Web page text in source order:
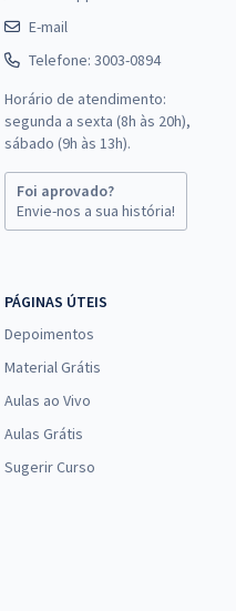
E-mail
Telefone: 3003-0894
Horário de atendimento:
segunda a sexta (8h às 20h),
sábado (9h às 13h).
Foi aprovado?
Envie-nos a sua história!
PÁGINAS ÚTEIS
Depoimentos
Material Grátis
Aulas ao Vivo
Aulas Grátis
Sugerir Curso